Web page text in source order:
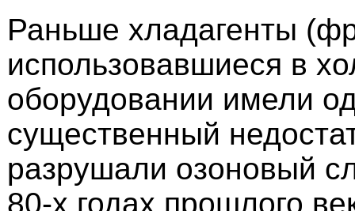
Раньше хладагенты
использовавшиеся в
оборудовании имели
существенный
разрушали озоновый
80-х годах прошлого